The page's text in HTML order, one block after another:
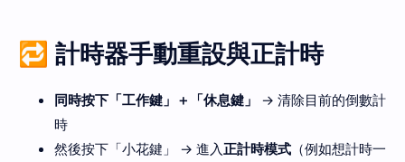
🔁 計時器手動重設與正計時
同時按下「工作鍵」＋「休息鍵」
→ 清除目前的倒數計
時
然後按下「小花鍵」 → 進入正計時模式 （例如想計時一